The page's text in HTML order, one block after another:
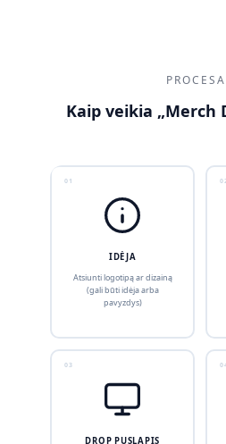
Kaip veikia „Merch
01
IDĖJA
Atsiunti logotipą ar dizainą
(gali būti idėja arba
pavyzdys)
03
DROP PUSLAPIS